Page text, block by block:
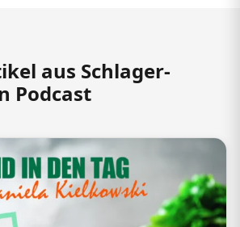
aus Schlager-
Podcast